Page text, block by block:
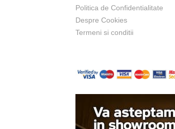
Politica de Confidentialitate
Despre Cookies
Termeni si conditii